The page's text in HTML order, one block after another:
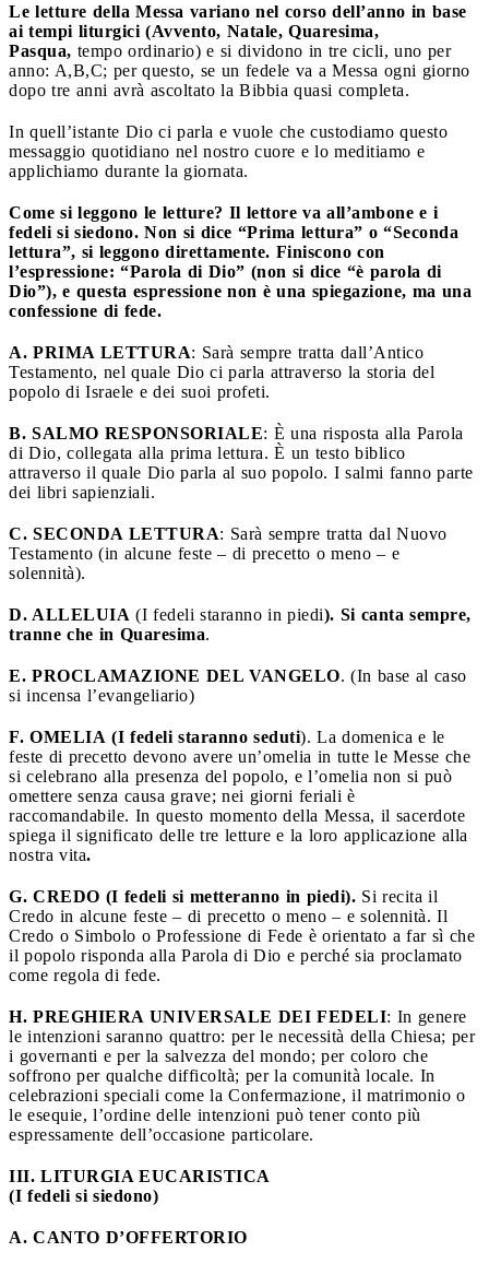
Le letture della Messa variano nel corso dell’anno in base
ai tempi liturgici (Avvento, Natale, Quaresima,
Pasqua, tempo ordinario) e si dividono in tre cicli, uno per
anno: A,B,C; per questo, se un fedele va a Messa ogni giorno
dopo tre anni avrà ascoltato la Bibbia quasi completa.
In quell’istante Dio ci parla e vuole che custodiamo questo
messaggio quotidiano nel nostro cuore e lo meditiamo e
applichiamo durante la giornata.
Come si leggono le letture? Il lettore va all’ambone e i
fedeli si siedono. Non si dice “Prima lettura” o “Seconda
lettura”, si leggono direttamente. Finiscono con
l’espressione: “Parola di Dio” (non si dice “è parola di
Dio”), e questa espressione non è una spiegazione, ma una
confessione di fede.
A. PRIMA LETTURA: Sarà sempre tratta dall’Antico
Testamento, nel quale Dio ci parla attraverso la storia del
popolo di Israele e dei suoi profeti.
B. SALMO RESPONSORIALE: È una risposta alla Parola
di Dio, collegata alla prima lettura. È un testo biblico
attraverso il quale Dio parla al suo popolo. I salmi fanno parte
dei libri sapienziali.
C. SECONDA LETTURA: Sarà sempre tratta dal Nuovo
Testamento (in alcune feste – di precetto o meno – e
solennità).
D. ALLELUIA (I fedeli staranno in piedi). Si canta sempre,
tranne che in Quaresima.
E. PROCLAMAZIONE DEL VANGELO. (In base al caso
si incensa l’evangeliario)
F. OMELIA (I fedeli staranno seduti). La domenica e le
feste di precetto devono avere un’omelia in tutte le Messe che
si celebrano alla presenza del popolo, e l’omelia non si può
omettere senza causa grave; nei giorni feriali è
raccomandabile. In questo momento della Messa, il sacerdote
spiega il significato delle tre letture e la loro applicazione alla
nostra vita.
G. CREDO (I fedeli si metteranno in piedi). Si recita il
Credo in alcune feste – di precetto o meno – e solennità. Il
Credo o Simbolo o Professione di Fede è orientato a far sì che
il popolo risponda alla Parola di Dio e perché sia proclamato
come regola di fede.
H. PREGHIERA UNIVERSALE DEI FEDELI: In genere
le intenzioni saranno quattro: per le necessità della Chiesa; per
i governanti e per la salvezza del mondo; per coloro che
soffrono per qualche difficoltà; per la comunità locale. In
celebrazioni speciali come la Confermazione, il matrimonio o
le esequie, l’ordine delle intenzioni può tener conto più
espressamente dell’occasione particolare.
III. LITURGIA EUCARISTICA
(I fedeli si siedono)
A. CANTO D’OFFERTORIO